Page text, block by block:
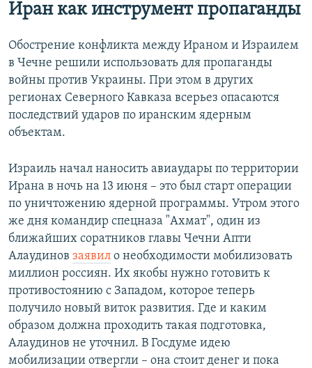
Иран как инструмент пропаганды
Обострение конфликта между Ираном и Израилем
в Чечне решили использовать для пропаганды
войны против Украины. При этом в других
регионах Северного Кавказа всерьез опасаются
последствий ударов по иранским ядерным
объектам.
Израиль начал наносить авиаудары по территории
Ирана в ночь на 13 июня – это был старт операции
по уничтожению ядерной программы. Утром этого
же дня командир спецназа "Ахмат", один из
ближайших соратников главы Чечни Апти
Алаудинов заявил о необходимости мобилизовать
миллион россиян. Их якобы нужно готовить к
противостоянию с Западом, которое теперь
получило новый виток развития. Где и каким
образом должна проходить такая подготовка,
Алаудинов не уточнил. В Госдуме идею
мобилизации отвергли – она стоит денег и пока